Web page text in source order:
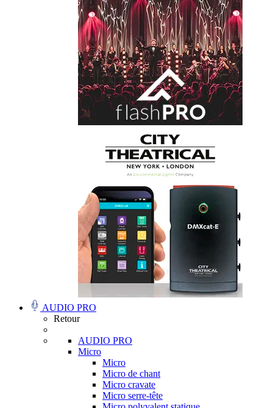
AUDIO PRO
Retour
AUDIO PRO
Micro
Micro
Micro de chant
Micro cravate
Micro serre-tête